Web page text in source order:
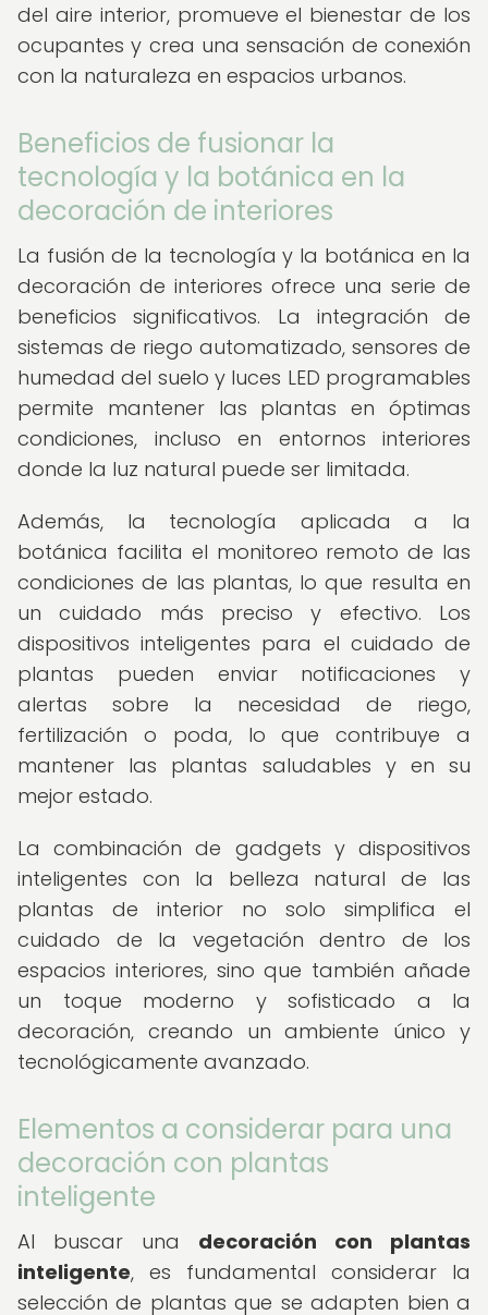
del aire interior, promueve el bienestar de los
ocupantes y crea una sensación de conexión
con la naturaleza en espacios urbanos.
Beneficios de fusionar la
tecnología y la botánica en la
decoración de interiores
La fusión de la tecnología y la botánica en la
decoración de interiores ofrece una serie de
beneficios significativos. La integración de
sistemas de riego automatizado, sensores de
humedad del suelo y luces LED programables
permite mantener las plantas en óptimas
condiciones, incluso en entornos interiores
donde la luz natural puede ser limitada.
Además, la tecnología aplicada a la
botánica facilita el monitoreo remoto de las
condiciones de las plantas, lo que resulta en
un cuidado más preciso y efectivo. Los
dispositivos inteligentes para el cuidado de
plantas pueden enviar notificaciones y
alertas sobre la necesidad de riego,
fertilización o poda, lo que contribuye a
mantener las plantas saludables y en su
mejor estado.
La combinación de gadgets y dispositivos
inteligentes con la belleza natural de las
plantas de interior no solo simplifica el
cuidado de la vegetación dentro de los
espacios interiores, sino que también añade
un toque moderno y sofisticado a la
decoración, creando un ambiente único y
tecnológicamente avanzado.
Elementos a considerar para una
decoración con plantas
inteligente
Al buscar una decoración con plantas
inteligente, es fundamental considerar la
selección de plantas que se adapten bien a